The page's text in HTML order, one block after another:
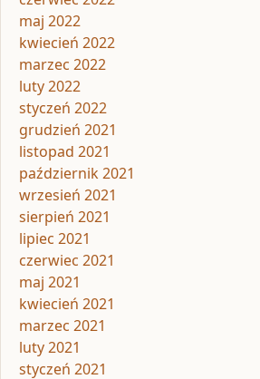
maj 2022
kwiecień 2022
marzec 2022
luty 2022
styczeń 2022
grudzień 2021
listopad 2021
październik 2021
wrzesień 2021
sierpień 2021
lipiec 2021
czerwiec 2021
maj 2021
kwiecień 2021
marzec 2021
luty 2021
styczeń 2021